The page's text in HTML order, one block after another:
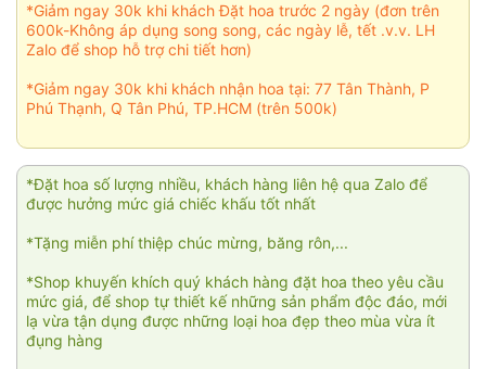
*Giảm ngay 30k khi khách Đặt hoa trước 2 ngày (đơn trên
600k-Không áp dụng song song, các ngày lễ, tết .v.v. LH
Zalo để shop hỗ trợ chi tiết hơn)
*Giảm ngay 30k khi khách nhận hoa tại: 77 Tân Thành, P
Phú Thạnh, Q Tân Phú, TP.HCM (trên 500k)
*Đặt hoa số lượng nhiều, khách hàng liên hệ qua Zalo để
được hưởng mức giá chiếc khấu tốt nhất
*Tặng miễn phí thiệp chúc mừng, băng rôn,...
*Shop khuyến khích quý khách hàng đặt hoa theo yêu cầu
mức giá, để shop tự thiết kế những sản phẩm độc đáo, mới
lạ vừa tận dụng được những loại hoa đẹp theo mùa vừa ít
đụng hàng